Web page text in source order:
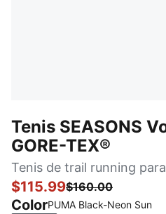
Tenis SEASONS
GORE-TEX®
Tenis de trail running
$115.99$160.00
ColorPUMA Black-Neon Sun